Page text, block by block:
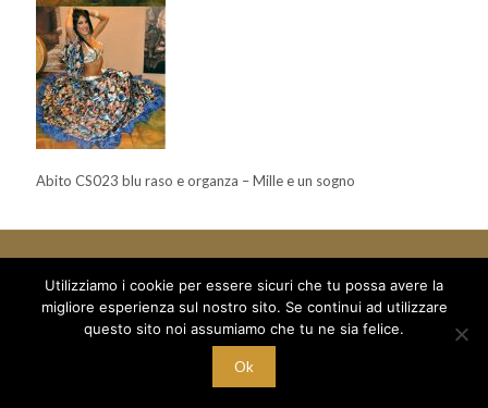
Abito CS023 blu raso e organza – Mille e un sogno
© 2018 Mille e un Sogno di Boboc Ramona Oana - via Arduino 5
/a - C/O Palestra Alexandria
C.F. BBC RNN 78T68 Z129M - P.I. 10221700015
Utilizziamo i cookie per essere sicuri che tu possa avere la
migliore esperienza sul nostro sito. Se continui ad utilizzare
questo sito noi assumiamo che tu ne sia felice.
Ok